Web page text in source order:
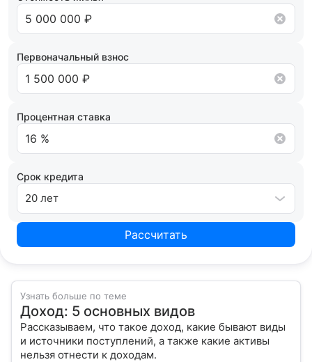
дифференцированный (убывающий).
кредитным рейтингом и на основании вашего
кредитного потенциала предложит точные
Первоначальный взнос
Процентная ставка
Срок кредита
20 лет
Рассчитать
Узнать больше по теме
Доход: 5 основных видов
Рассказываем, что такое доход, какие бывают виды
и источники поступлений, а также какие активы
нельзя отнести к доходам.